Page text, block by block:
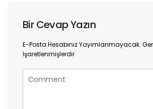
Bir Cevap Yazın
E-Posta Hesabınız Yayımlanmayacak.
Işaretlenmişlerdir